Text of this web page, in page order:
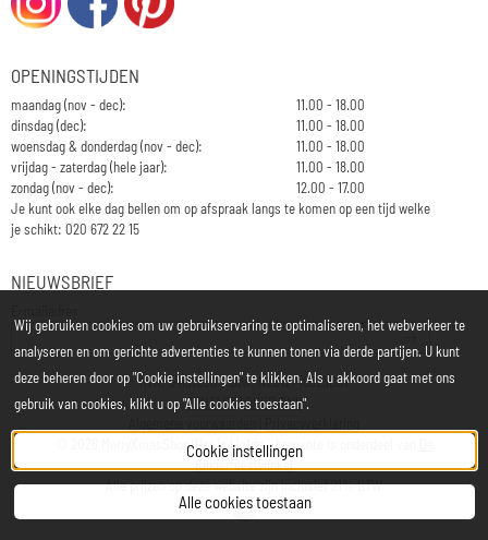
OPENINGSTIJDEN
maandag (nov - dec):
11.00 - 18.00
dinsdag (dec):
11.00 - 18.00
woensdag & donderdag (nov - dec):
11.00 - 18.00
vrijdag - zaterdag (hele jaar):
11.00 - 18.00
zondag (nov - dec):
12.00 - 17.00
Je kunt ook elke dag bellen om op afspraak langs te komen op een tijd welke
je schikt: 020 672 22 15
NIEUWSBRIEF
KvK: 34197850 - Btw: NL812748323B01
CONTACT|OVER ONS
MerryXmasShop/Het is Liefde - brocante is onderdeel van
Kinderfeestwinkel
Alle prijzen op deze website zijn inclusief 21% BTW
Wij gebruiken cookies om uw gebruikservaring te optimaliseren, het webverkeer te
analyseren en om gerichte advertenties te kunnen tonen via derde partijen. U kunt
deze beheren door op "Cookie instellingen" te klikken. Als u akkoord gaat met ons
gebruik van cookies, klikt u op "Alle cookies toestaan".
Cookie instellingen
Alle cookies toestaan